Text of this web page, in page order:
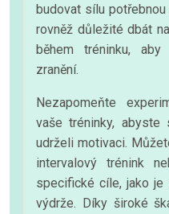
budovat sílu
rovněž důležité dbát
během tréninku,
zranění.
Nezapomeňte
vaše tréninky, abyste
udrželi motivaci.
intervalový trénink
specifické cíle, jako
výdrže. Díky široké